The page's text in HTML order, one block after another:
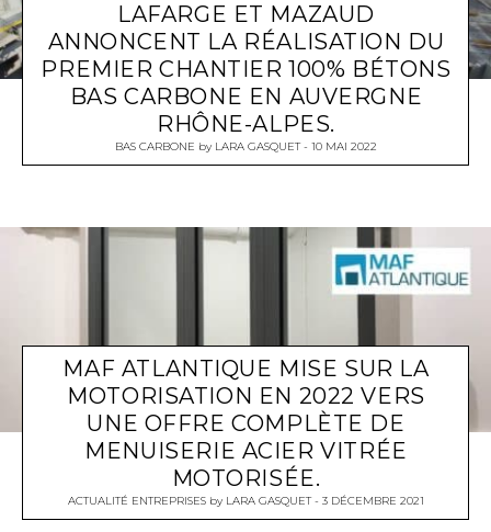
LAFARGE ET MAZAUD
ANNONCENT LA RÉALISATION DU
PREMIER CHANTIER 100% BÉTONS
BAS CARBONE EN AUVERGNE
RHÔNE-ALPES.
BAS CARBONE by LARA GASQUET 10 MAI 2022
MAF ATLANTIQUE MISE SUR LA
MOTORISATION EN 2022 VERS
UNE OFFRE COMPLÈTE DE
MENUISERIE ACIER VITRÉE
MOTORISÉE.
ACTUALITÉ ENTREPRISES by LARA GASQUET 3 DÉCEMBRE 2021